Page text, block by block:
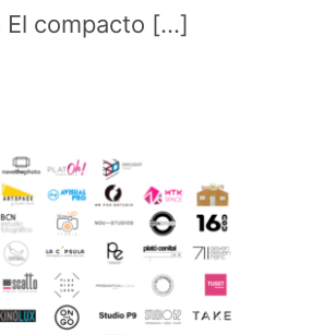
El compacto [...]